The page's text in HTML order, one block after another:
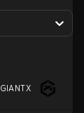
GIANTX